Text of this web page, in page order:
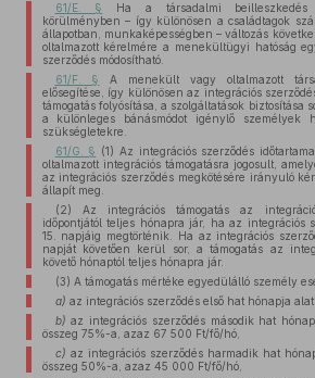
61/E. §
Ha a társadalmi beilleszkedés
körülményben – így különösen a családtagok
állapotban, munkaképességben – változás
oltalmazott kérelmére a menekültügyi hatóság
szerződés módosítható.
61/F. §
A menekült vagy oltalmazott
elősegítése, így különösen az integrációs
támogatás folyósítása, a szolgáltatások biztosítása
a különleges bánásmódot igénylő személyek
szükségletekre.
61/G. § (1) Az integrációs szerződés
oltalmazott integrációs támogatásra jogosult,
az integrációs szerződés megkötésére irányuló
állapít meg.
(2) Az integrációs támogatás az
időpontjától teljes hónapra jár, ha az integrációs
15. napjáig megtörténik. Ha az integrációs
napját követően kerül sor, a támogatás az
követő hónaptól teljes hónapra jár.
(3) A támogatás mértéke egyedülálló személy
a) az integrációs szerződés első hat hónapja
b) az integrációs szerződés második hat
összeg 75%-a, azaz 67 500 Ft/fő/hó,
c) az integrációs szerződés harmadik hat
összeg 50%-a, azaz 45 000 Ft/fő/hó,